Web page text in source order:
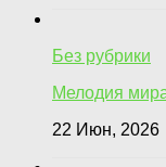
Без рубрики
Мелодия
22 Июн, 2026